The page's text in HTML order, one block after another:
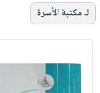
لـ مكتبة الأسرة